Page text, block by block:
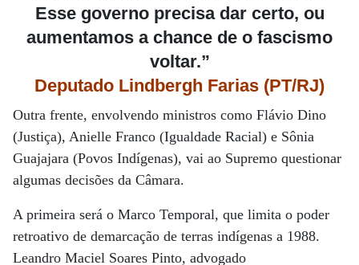
Esse governo precisa dar certo, ou
aumentamos a chance de o fascismo
voltar.”
Deputado Lindbergh Farias (PT/RJ)
Outra frente, envolvendo ministros como Flávio Dino
(Justiça), Anielle Franco (Igualdade Racial) e Sônia
Guajajara (Povos Indígenas), vai ao Supremo questionar
algumas decisões da Câmara.
A primeira será o Marco Temporal, que limita o poder
retroativo de demarcação de terras indígenas a 1988.
Leandro Maciel Soares Pinto, advogado